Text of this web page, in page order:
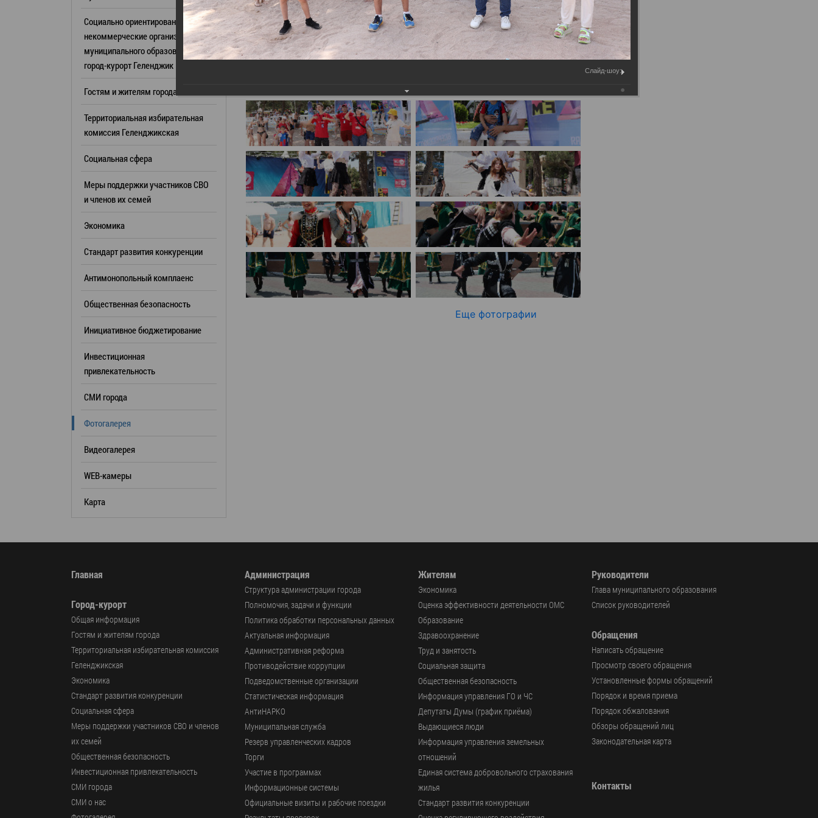
Антимонопольный комплаенс
Общественная безопасность
Инициативное бюджетирование
Инвестиционная
РУКОВОДИТЕЛИ
Список руководителей
Резерв управленческих кадров
Торги
Сведения о нестационарных
субъектов МСП
Участие в программах
Проектная деятельность
Информационные системы
Официальные визиты и рабочие
поездки
Результаты проверок
Профсоюзные организации
имуществе и обязательствах
имущественного характера
План работы и график сессий
Написать обращение
Просмотр своего обращения
Установленные формы
обращений
Порядок и время приема
Порядок обжалования
Обзоры обращений лиц
Законодательная карта
Порядок оказания бесплатной
юридической помощи
Муниципальное имущество
Муниципально-частное
партнёрство
Региональный государственный
Документы о выявлении
Социально ориентированные
некоммерческие организации
муниципального образования
город-курорт Геленджик
Гостям и жителям города
Территориальная избирательная
комиссия Геленджикcкая
Социальная сфера
Меры поддержки участников СВО
и членов их семей
Экономика
Стандарт развития конкуренции
Антимонопольный комплаенс
Общественная безопасность
Инициативное бюджетирование
Инвестиционная
привлекательность
СМИ города
Фотогалерея
Видеогалерея
WEB-камеры
Карта
Еще фотографии
Главная
Город-курорт
Общая информация
Гостям и жителям города
Территориальная избирательная комиссия
Геленджикcкая
Экономика
Стандарт развития конкуренции
Социальная сфера
Меры поддержки участников СВО и членов
их семей
Общественная безопасность
Инвестиционная привлекательность
СМИ города
СМИ о нас
Администрация
Структура администрации города
Полномочия, задачи и функции
Политика обработки персональных данных
Актуальная информация
Административная реформа
Противодействие коррупции
Подведомственные организации
Статистическая информация
АнтиНАРКО
Муниципальная служба
Резерв управленческих кадров
Торги
Участие в программах
Информационные системы
Официальные визиты и рабочие поездки
Жителям
Экономика
Оценка эффективности деятельности ОМС
Образование
Здравоохранение
Труд и занятость
Социальная защита
Общественная безопасность
Информация управления ГО и ЧС
Депутаты Думы (график приёма)
Выдающиеся люди
Информация управления земельных
отношений
Единая система добровольного страхования
жилья
Стандарт развития конкуренции
Руководители
Глава муниципального образования
Список руководителей
Обращения
Написать обращение
Просмотр своего обращения
Установленные формы обращений
Порядок и время приема
Порядок обжалования
Обзоры обращений лиц
Законодательная карта
Контакты
Слайд-шоу: